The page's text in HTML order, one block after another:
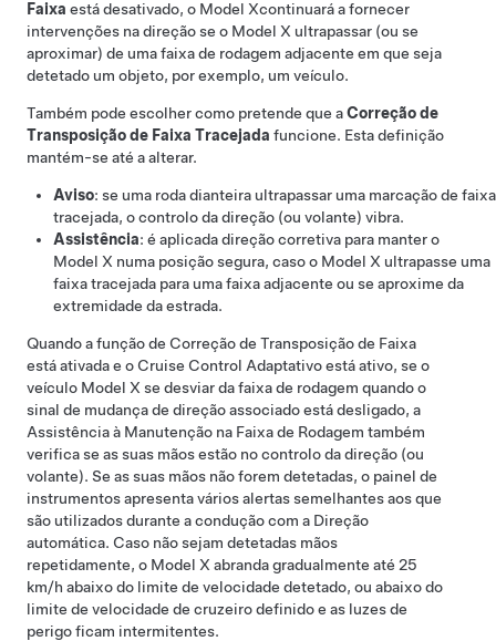
Faixa está desativado, o Model Xcontinuará a fornecer
intervenções na direção se o Model X ultrapassar (ou se
aproximar) de uma faixa de rodagem adjacente em que seja
detetado um objeto, por exemplo, um veículo.
Também pode escolher como pretende que aCorreção de
Transposição de Faixa Tracejada funcione. Esta definição
mantém-se até a alterar.
Aviso: se uma roda dianteira ultrapassar uma marcação de faixa
tracejada, ocontrolo da direção (ou volante) vibra.
Assistência: é aplicada direção corretiva para manter o
Model X numa posição segura, caso o Model X ultrapasse uma
faixa tracejada para uma faixa adjacente ou se aproxime da
extremidade da estrada.
Quando a função de Correção de Transposição de Faixa
está ativada e o Cruise Control Adaptativoestá ativo, se o
veículo Model X se desviar da faixa de rodagem quando o
sinal de mudança de direção associado está desligado, a
Assistência à Manutenção na Faixa de Rodagem também
verifica se as suas mãos estão nocontrolo da direção (ou
volante). Se as suas mãos não forem detetadas, o painel de
instrumentosapresenta vários alertassemelhantes aos que
são utilizados durante a condução com a Direção
automática. Caso não sejam detetadas mãos
repetidamente, o Model X abranda gradualmente até 25
km/h abaixo do limite de velocidade detetado, ou abaixo do
limite de velocidade de cruzeiro definido e as luzes de
perigo ficam intermitentes.